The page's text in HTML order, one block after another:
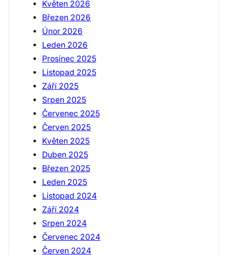
Květen 2026
Březen 2026
Únor 2026
Leden 2026
Prosinec 2025
Listopad 2025
Září 2025
Srpen 2025
Červenec 2025
Červen 2025
Květen 2025
Duben 2025
Březen 2025
Leden 2025
Listopad 2024
Září 2024
Srpen 2024
Červenec 2024
Červen 2024